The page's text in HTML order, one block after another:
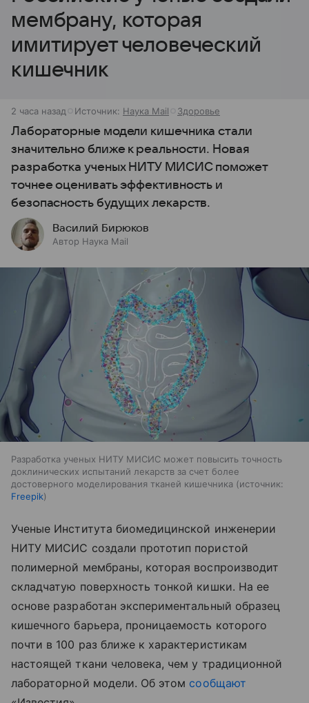
мембрану, которая
имитирует человеческий
кишечник
2 часа назад Источник: Наука Mail Здоровье
Лабораторные модели кишечника стали
значительно ближе к реальности. Новая
разработка ученых НИТУ МИСИС поможет
точнее оценивать эффективность и
безопасность будущих лекарств.
Василий Бирюков
Автор Наука Mail
Разработка ученых НИТУ МИСИС может повысить точность
доклинических испытаний лекарств за счет более
достоверного моделирования тканей кишечника
источник:
Freepik
Ученые Института биомедицинской инженерии
НИТУ МИСИС создали прототип пористой
полимерной мембраны, которая воспроизводит
складчатую поверхность тонкой кишки. На ее
основе разработан экспериментальный образец
кишечного барьера, проницаемость которого
почти в 100 раз ближе к характеристикам
настоящей ткани человека, чем у традиционной
лабораторной модели. Об этом сообщают